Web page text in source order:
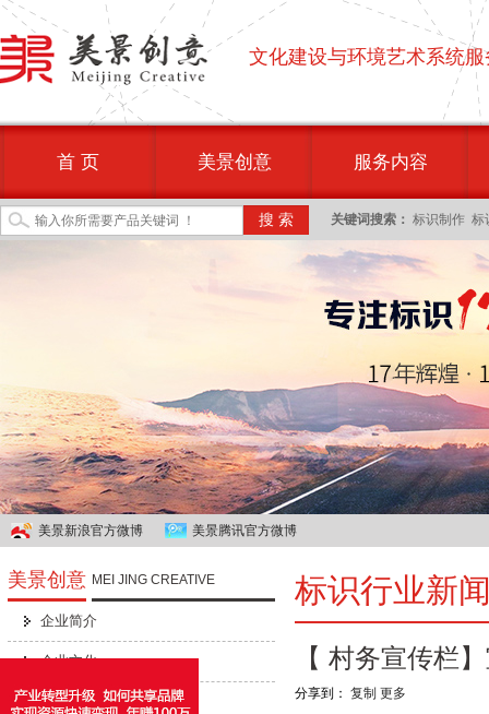
文化建设与环境艺术系统服
首 页 美景创意 服务内容
关键词搜索： 标识制作 标
美景新浪官方微博 美景腾讯官方微博
美景创意 MEI JING CREATIVE
企业简介
企业文化
公司招聘
标识行业新
【 村务宣传栏
分享到： 复制 更多